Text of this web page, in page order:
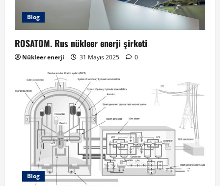
Blog
ROSATOM. Rus nükleer enerji şirketi
Nükleer enerji 31 Mayıs 2025 0
Blog